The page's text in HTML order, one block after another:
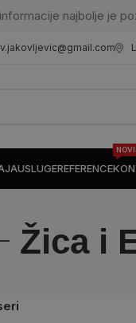
najbolje je
USLUGEREFERENCE
Žica i